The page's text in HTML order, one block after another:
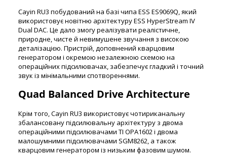
Cayin RU3 побудований на базі чипа ESS ES9069Q, який
використовує новітню архітектуру ESS HyperStream IV
Dual DAC. Це дало змогу реалізувати реалістичне,
природне, чисте й невимушене звучання з високою
деталізацією. Пристрій, доповнений кварцовим
генератором і окремою незалежною схемою на
операційних підсилювачах, забезпечує гладкий і точний
звук із мінімальними спотвореннями.
Quad Balanced Drive Architecture
Крім того, Cayin RU3 використовує чотириканальну
збалансовану підсилювальну архітектуру з двома
операційними підсилювачами TI OPA1602 і двома
малошумними підсилювачами SGM8262, а також
кварцовим генератором із низьким фазовим шумом.